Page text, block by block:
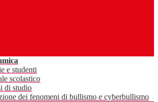
e studenti
scolastico
di studio
dei fenomeni di bullismo e cyberbullismo